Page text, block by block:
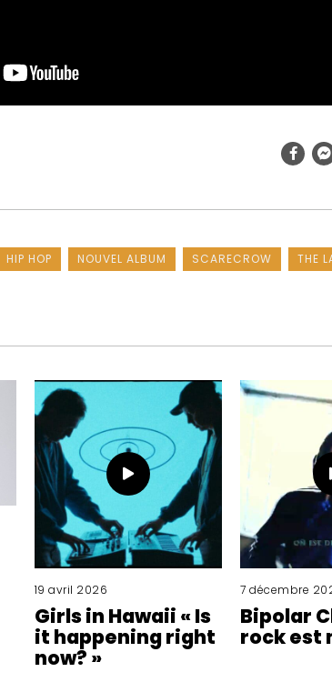
HIP HOP NOUVEL ALBUM SCARECROW
THE
19 avril 2026
Girls in Hawaii « Is
it happening right
now? »
7 décembre
Bipolar
rock est